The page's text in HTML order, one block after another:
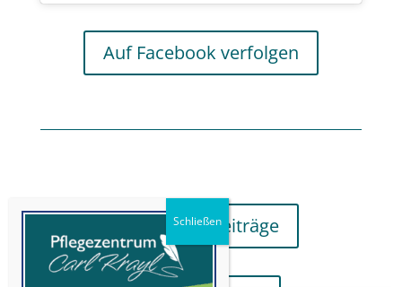
Auf Facebook verfolgen
aktuellere Beiträge